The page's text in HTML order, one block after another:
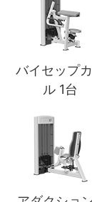
バイセップ
ル 1台